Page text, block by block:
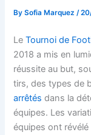
BySofia Marquez/
LeTournoi de
2018 a mis en
réussite au but,
tirs, des types de
arrêtés dans la
équipes. Les
équipes ont